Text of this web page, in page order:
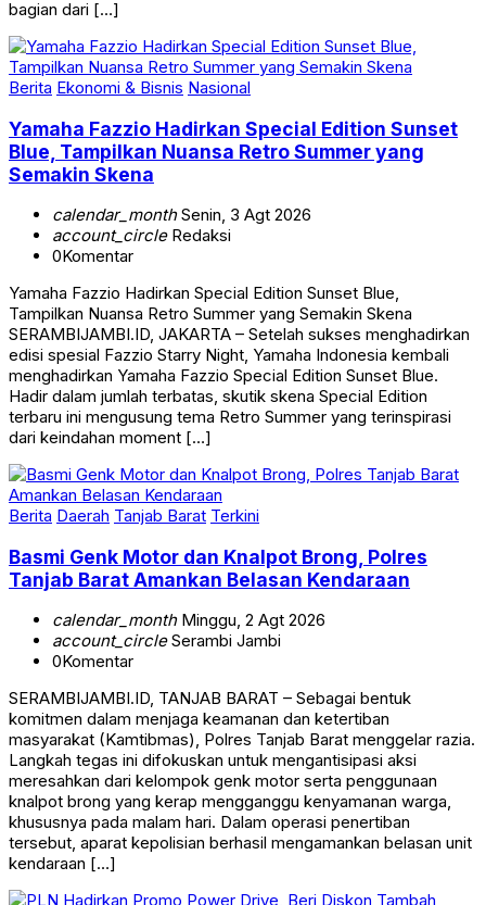
Berita Ekonomi & Bisnis Nasional
Blue, Tampilkan Nuansa Retro Summer yang
Semakin Skena
account_circleRedaksi
0Komentar
Tampilkan Nuansa Retro Summer yang Semakin Skena
SERAMBIJAMBI.ID, JAKARTA – Setelah sukses menghadirkan
edisi spesial Fazzio Starry Night, Yamaha Indonesia kembali
menghadirkan Yamaha Fazzio Special Edition Sunset Blue.
Hadir dalam jumlah terbatas, skutik skena Special Edition
terbaru ini mengusung tema Retro Summer yang terinspirasi
dari keindahan moment […]
Berita Daerah Tanjab Barat Terkini
Tanjab Barat Amankan Belasan Kendaraan
account_circleSerambi Jambi
0Komentar
komitmen dalam menjaga keamanan dan ketertiban
masyarakat (Kamtibmas), Polres Tanjab Barat menggelar razia.
Langkah tegas ini difokuskan untuk mengantisipasi aksi
meresahkan dari kelompok genk motor serta penggunaan
knalpot brong yang kerap mengganggu kenyamanan warga,
khususnya pada malam hari. Dalam operasi penertiban
tersebut, aparat kepolisian berhasil mengamankan belasan unit
kendaraan […]